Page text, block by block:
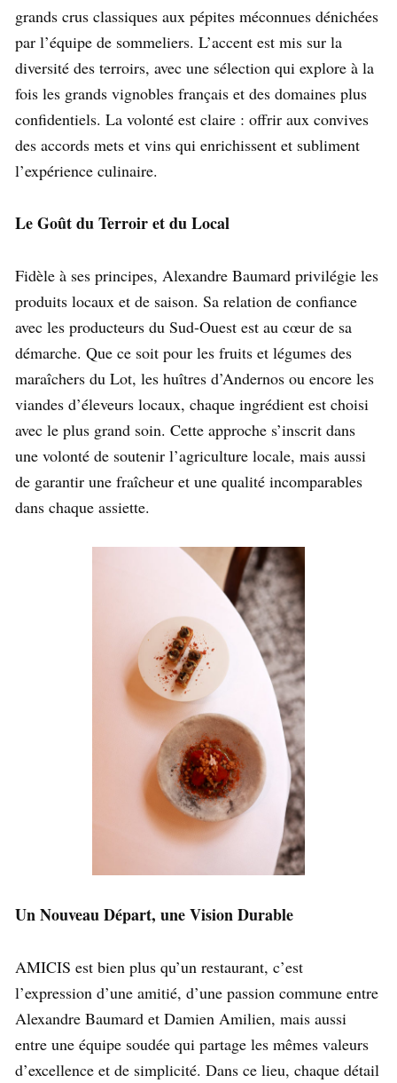
grands crus classiques aux pépites méconnues dénichées
par l’équipe de sommeliers. L’accent est mis sur la
diversité des terroirs, avec une sélection qui explore à la
fois les grands vignobles français et des domaines plus
confidentiels. La volonté est claire : offrir aux convives
des accords mets et vins qui enrichissent et subliment
l’expérience culinaire.
Le Goût du Terroir et du Local
Fidèle à ses principes, Alexandre Baumard privilégie les
produits locaux et de saison. Sa relation de confiance
avec les producteurs du Sud-Ouest est au cœur de sa
démarche. Que ce soit pour les fruits et légumes des
maraîchers du Lot, les huîtres d’Andernos ou encore les
viandes d’éleveurs locaux, chaque ingrédient est choisi
avec le plus grand soin. Cette approche s’inscrit dans
une volonté de soutenir l’agriculture locale, mais aussi
de garantir une fraîcheur et une qualité incomparables
dans chaque assiette.
Un Nouveau Départ, une Vision Durable
AMICIS est bien plus qu’un restaurant, c’est
l’expression d’une amitié, d’une passion commune entre
Alexandre Baumard et Damien Amilien, mais aussi
entre une équipe soudée qui partage les mêmes valeurs
d’excellence et de simplicité. Dans ce lieu, chaque détail